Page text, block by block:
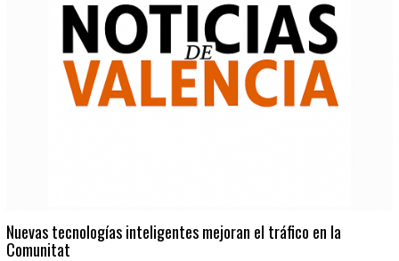
Nuevas tecnologías inteligentes mejoran el tráfico en la
Comunitat